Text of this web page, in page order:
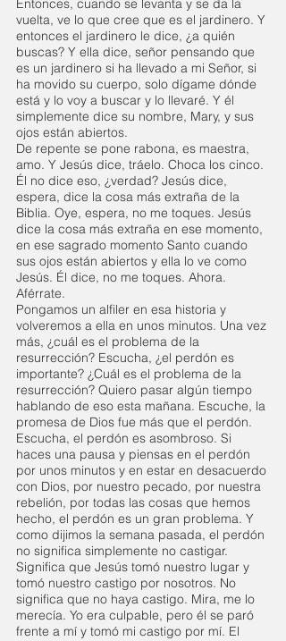
Entonces, cuando se levanta y se da la
vuelta, ve lo que cree que es el jardinero. Y
entonces el jardinero le dice, ¿a quién
buscas? Y ella dice, señor pensando que
es un jardinero si ha llevado a mi Señor, si
ha movido su cuerpo, solo dígame dónde
está y lo voy a buscar y lo llevaré. Y él
simplemente dice su nombre, Mary, y sus
ojos están abiertos.
De repente se pone rabona, es maestra,
amo. Y Jesús dice, tráelo. Choca los cinco.
Él no dice eso, ¿verdad? Jesús dice,
espera, dice la cosa más extraña de la
Biblia. Oye, espera, no me toques. Jesús
dice la cosa más extraña en ese momento,
en ese sagrado momento Santo cuando
sus ojos están abiertos y ella lo ve como
Jesús. Él dice, no me toques. Ahora.
Aférrate.
Pongamos un alfiler en esa historia y
volveremos a ella en unos minutos. Una vez
más, ¿cuál es el problema de la
resurrección? Escucha, ¿el perdón es
importante? ¿Cuál es el problema de la
resurrección? Quiero pasar algún tiempo
hablando de eso esta mañana. Escuche, la
promesa de Dios fue más que el perdón.
Escucha, el perdón es asombroso. Si
haces una pausa y piensas en el perdón
por unos minutos y en estar en desacuerdo
con Dios, por nuestro pecado, por nuestra
rebelión, por todas las cosas que hemos
hecho, el perdón es un gran problema. Y
como dijimos la semana pasada, el perdón
no significa simplemente no castigar.
Significa que Jesús tomó nuestro lugar y
tomó nuestro castigo por nosotros. No
significa que no haya castigo. Mira, me lo
merecía. Yo era culpable, pero él se paró
frente a mí y tomó mi castigo por mí. El